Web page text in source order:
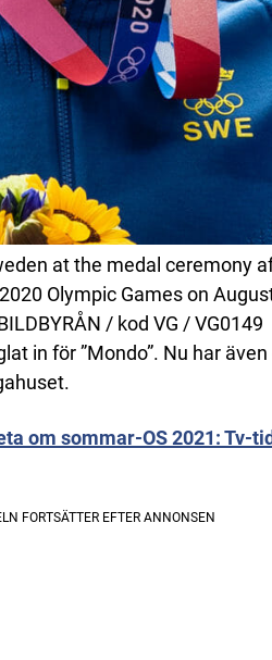
at the medal ceremony
Olympic Games on
/ kod VG / VG0149
in för ”Mondo”. Nu har
om sommar-OS 2021: Tv-